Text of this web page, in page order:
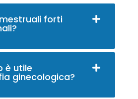
forti
è utile
ginecologica?